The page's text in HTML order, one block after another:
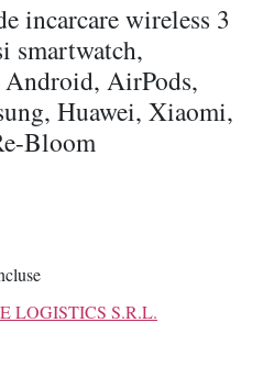
incarcare wireless 3
smartwatch,
AirPods,
Huawei, Xiaomi,
Bloom
LOGISTICS S.R.L.